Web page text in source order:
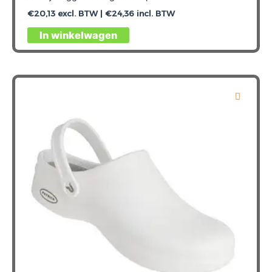
€20,13excl. BTW | €24,36incl. BTW
In winkelwagen
Dit
product
meerdere
worden
productpagina